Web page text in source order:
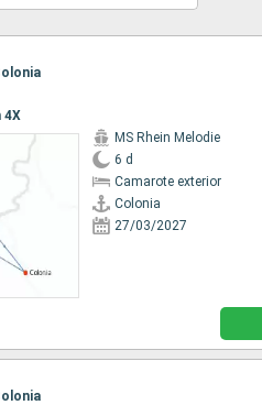
4X
MS Rhein Melodie
6 d
Camarote exterior
Colonia
27/03/2027